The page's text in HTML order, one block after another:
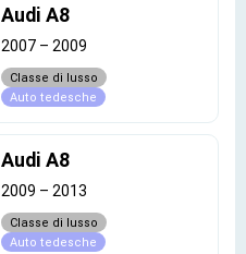
Audi A8
2007 – 2009
Classe di lusso
Auto tedesche
Audi A8
2009 – 2013
Classe di lusso
Auto tedesche